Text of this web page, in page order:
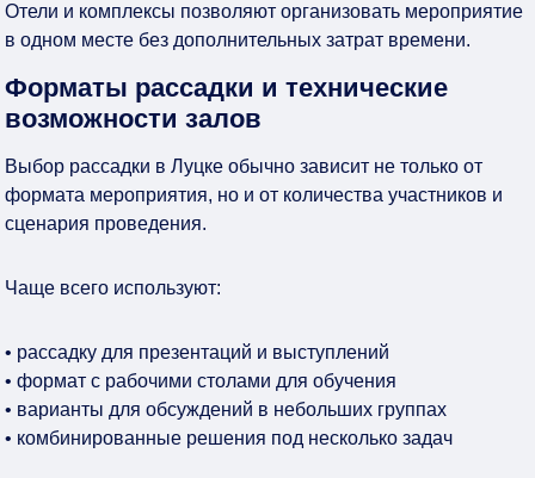
Отели и комплексы позволяют организовать мероприятие
в одном месте без дополнительных затрат времени.
Форматы рассадки и технические
возможности залов
Выбор рассадки в Луцке обычно зависит не только от
формата мероприятия, но и от количества участников и
сценария проведения.
Чаще всего используют:
• рассадку для презентаций и выступлений
• формат с рабочими столами для обучения
• варианты для обсуждений в небольших группах
• комбинированные решения под несколько задач